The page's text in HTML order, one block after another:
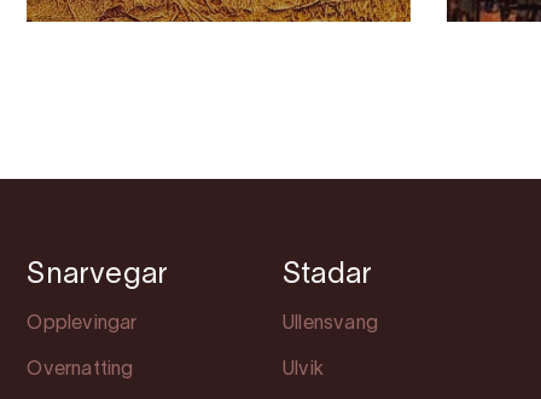
Snarvegar
Opplevingar
Overnatting
Stadar
Ullensvang
Ulvik